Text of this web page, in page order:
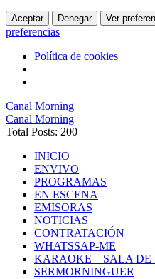
Aceptar Denegar Ver
preferencias
Política de cookies
Canal Morning
Canal Morning
Total Posts: 200
INICIO
ENVIVO
PROGRAMAS
EN ESCENA
EMISORAS
NOTICIAS
CONTRATACIÓN
WHATSSAP-ME
KARAOKE – SALA DE
SERMORNINGUER